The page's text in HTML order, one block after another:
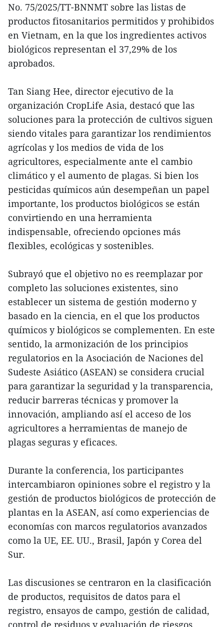
No. 75/2025/TT-BNNMT sobre las listas de
productos fitosanitarios permitidos y prohibidos
en Vietnam, en la que los ingredientes activos
biológicos representan el 37,29% de los
aprobados.
Tan Siang Hee, director ejecutivo de la
organización CropLife Asia, destacó que las
soluciones para la protección de cultivos siguen
siendo vitales para garantizar los rendimientos
agrícolas y los medios de vida de los
agricultores, especialmente ante el cambio
climático y el aumento de plagas. Si bien los
pesticidas químicos aún desempeñan un papel
importante, los productos biológicos se están
convirtiendo en una herramienta
indispensable, ofreciendo opciones más
flexibles, ecológicas y sostenibles.
Subrayó que el objetivo no es reemplazar por
completo las soluciones existentes, sino
establecer un sistema de gestión moderno y
basado en la ciencia, en el que los productos
químicos y biológicos se complementen. En este
sentido, la armonización de los principios
regulatorios en la Asociación de Naciones del
Sudeste Asiático (ASEAN) se considera crucial
para garantizar la seguridad y la transparencia,
reducir barreras técnicas y promover la
innovación, ampliando así el acceso de los
agricultores a herramientas de manejo de
plagas seguras y eficaces.
Durante la conferencia, los participantes
intercambiaron opiniones sobre el registro y la
gestión de productos biológicos de protección de
plantas en la ASEAN, así como experiencias de
economías con marcos regulatorios avanzados
como la UE, EE. UU., Brasil, Japón y Corea del
Sur.
Las discusiones se centraron en la clasificación
de productos, requisitos de datos para el
registro, ensayos de campo, gestión de calidad,